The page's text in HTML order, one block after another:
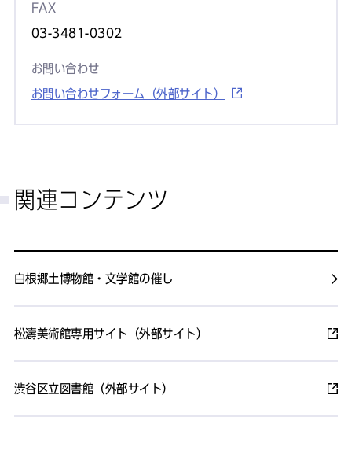
FAX
03-3481-0302
お問い合わせ
お問い合わせフォーム（外部サイト）
関連コンテンツ
白根郷土博物館・文学館の催し
松濤美術館専用サイト（外部サイト）
渋谷区立図書館（外部サイト）